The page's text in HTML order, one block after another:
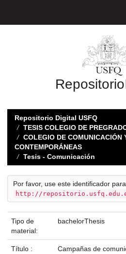
Repositorio
Repositorio Digital USFQ
TESIS COLEGIO DE
COLEGIO DE COMUNICACIÓN
CONTEMPORÁNEAS
Tesis - Comunicación
Por favor, use este identificador
http://
Tipo de
material:
bachelorThesis
Título :
Campañas de